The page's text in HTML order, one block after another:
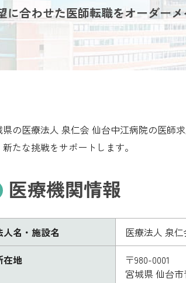
に合わせた医師転職をオーダー
県の医療法人 泉仁会 仙台中江病院の医師
新たな挑戦をサポートします。
医療機関情報
人名・施設名
医療法人 泉
在地
〒980-0001
宮城県 仙台